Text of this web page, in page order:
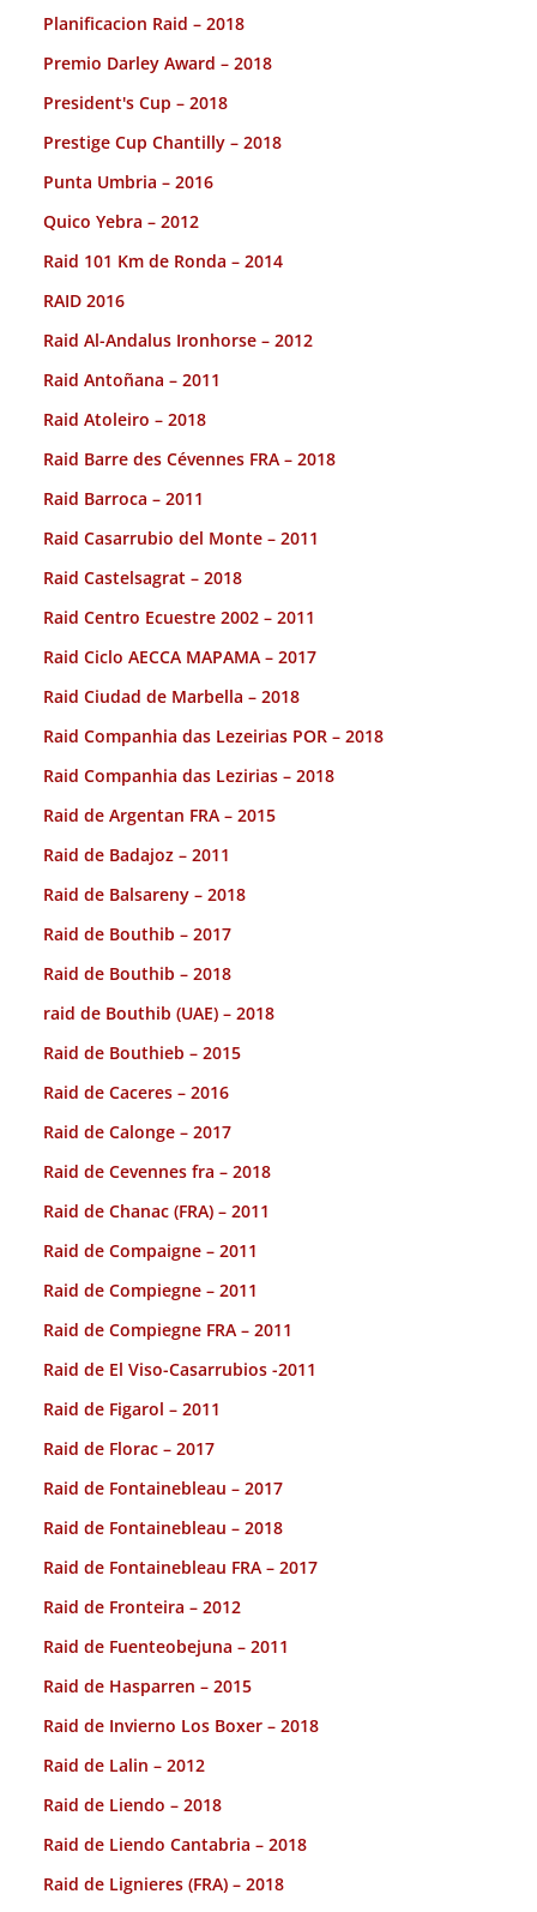
Planificacion Raid – 2018
Premio Darley Award – 2018
President's Cup – 2018
Prestige Cup Chantilly – 2018
Punta Umbria – 2016
Quico Yebra – 2012
Raid 101 Km de Ronda – 2014
RAID 2016
Raid Al-Andalus Ironhorse – 2012
Raid Antoñana – 2011
Raid Atoleiro – 2018
Raid Barre des Cévennes FRA – 2018
Raid Barroca – 2011
Raid Casarrubio del Monte – 2011
Raid Castelsagrat – 2018
Raid Centro Ecuestre 2002 – 2011
Raid Ciclo AECCA MAPAMA – 2017
Raid Ciudad de Marbella – 2018
Raid Companhia das Lezeirias POR – 2018
Raid Companhia das Lezirias – 2018
Raid de Argentan FRA – 2015
Raid de Badajoz – 2011
Raid de Balsareny – 2018
Raid de Bouthib – 2017
Raid de Bouthib – 2018
raid de Bouthib (UAE) – 2018
Raid de Bouthieb – 2015
Raid de Caceres – 2016
Raid de Calonge – 2017
Raid de Cevennes fra – 2018
Raid de Chanac (FRA) – 2011
Raid de Compaigne – 2011
Raid de Compiegne – 2011
Raid de Compiegne FRA – 2011
Raid de El Viso-Casarrubios -2011
Raid de Figarol – 2011
Raid de Florac – 2017
Raid de Fontainebleau – 2017
Raid de Fontainebleau – 2018
Raid de Fontainebleau FRA – 2017
Raid de Fronteira – 2012
Raid de Fuenteobejuna – 2011
Raid de Hasparren – 2015
Raid de Invierno Los Boxer – 2018
Raid de Lalin – 2012
Raid de Liendo – 2018
Raid de Liendo Cantabria – 2018
Raid de Lignieres (FRA) – 2018